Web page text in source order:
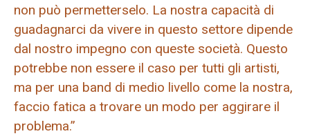
non può permetterselo. La nostra capacità di
guadagnarci da vivere in questo settore dipende
dal nostro impegno con queste società. Questo
potrebbe non essere il caso per tutti gli artisti,
ma per una band di medio livello come la nostra,
faccio fatica a trovare un modo per aggirare il
problema.”